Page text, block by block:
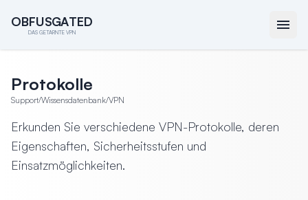
O
OB
BF
FU
US
SG
GA
AT
TE
ED
D
DAS GETARNTE VPN
Protokolle
Support/Wissensdatenbank/VPN
Erkunden Sie verschiedene VPN-Protokolle, deren
Eigenschaften, Sicherheitsstufen und
Einsatzmöglichkeiten.